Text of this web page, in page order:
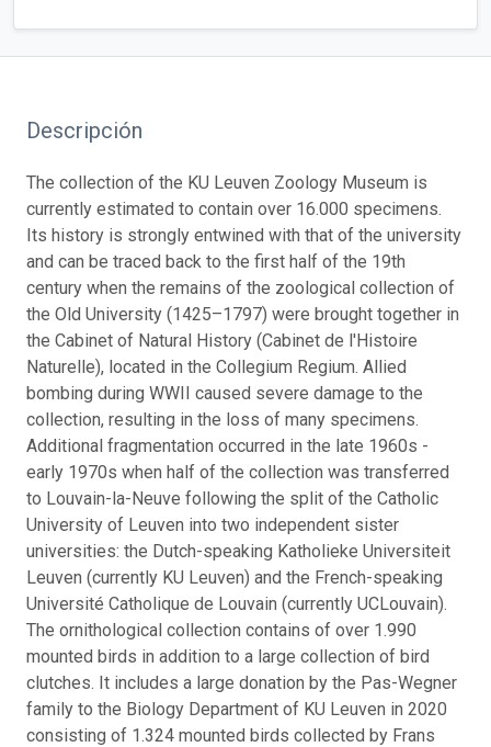
Descripción
The collection of the KU Leuven Zoology Museum is
currently estimated to contain over 16.000 specimens.
Its history is strongly entwined with that of the university
and can be traced back to the first half of the 19th
century when the remains of the zoological collection of
the Old University (1425–1797) were brought together in
the Cabinet of Natural History (Cabinet de l'Histoire
Naturelle), located in the Collegium Regium. Allied
bombing during WWII caused severe damage to the
collection, resulting in the loss of many specimens.
Additional fragmentation occurred in the late 1960s -
early 1970s when half of the collection was transferred
to Louvain-la-Neuve following the split of the Catholic
University of Leuven into two independent sister
universities: the Dutch-speaking Katholieke Universiteit
Leuven (currently KU Leuven) and the French-speaking
Université Catholique de Louvain (currently UCLouvain).
The ornithological collection contains of over 1.990
mounted birds in addition to a large collection of bird
clutches. It includes a large donation by the Pas-Wegner
family to the Biology Department of KU Leuven in 2020
consisting of 1.324 mounted birds collected by Frans